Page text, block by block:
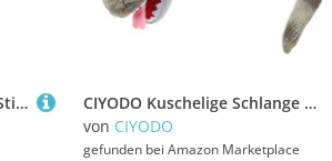
CIYODO Graues Mausohren Stirnband mit Kochmütze Weiches Langlebiges Kopfschmuck für Erwachsene Vielseitiges Party und Cosplay Accessoire für Halloween und Kostümfeste
CIYODO Kuschelige Schlange Handpuppe Plüschspielzeug für Interaktive Tier Handpuppen Bunte Tierfigur Pädagogisches Fördert Fantasie und Kommunikation
von CIYODO
gefunden bei Amazon Marketplace